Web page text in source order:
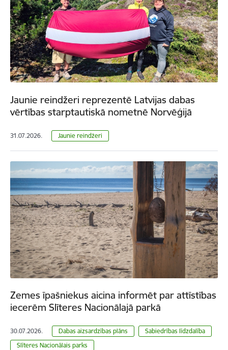
Jaunie reindžeri reprezentē Latvijas dabas
vērtības starptautiskā nometnē Norvēģijā
31.07.2026. Jaunie reindžeri
Zemes īpašniekus aicina informēt par attīstības
iecerēm Slīteres Nacionālajā parkā
30.07.2026. Dabas aizsardzības plāns
Sabiedrības līdzdalība
Slīteres Nacionālais parks